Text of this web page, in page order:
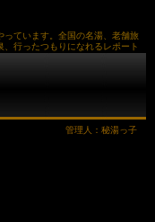
っています。全国の名湯、老舗旅
行ったつもりになれるレポート
管理人：秘湯っ子